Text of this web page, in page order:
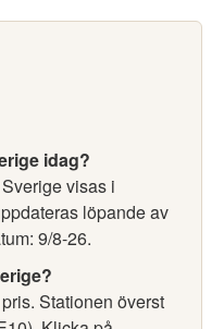
idag?
visas i
löpande av
9/8-26.
Stationen överst